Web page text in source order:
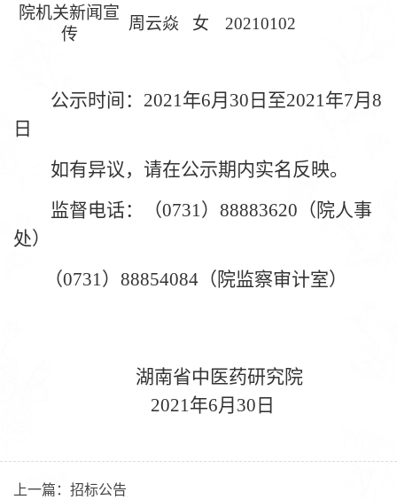
院机关新闻宣
传
周云焱 女 20210102
公示时间： 2021年6月 30 日至2021年7月 8
日
如有异议，请在公示期内实名反映。
监督电话：（0731）88883620（院人事
处）
（0731）88854084（院监察审计室）
湖南省中医药研究院
2021年6月 30 日
上一篇： 招标公告